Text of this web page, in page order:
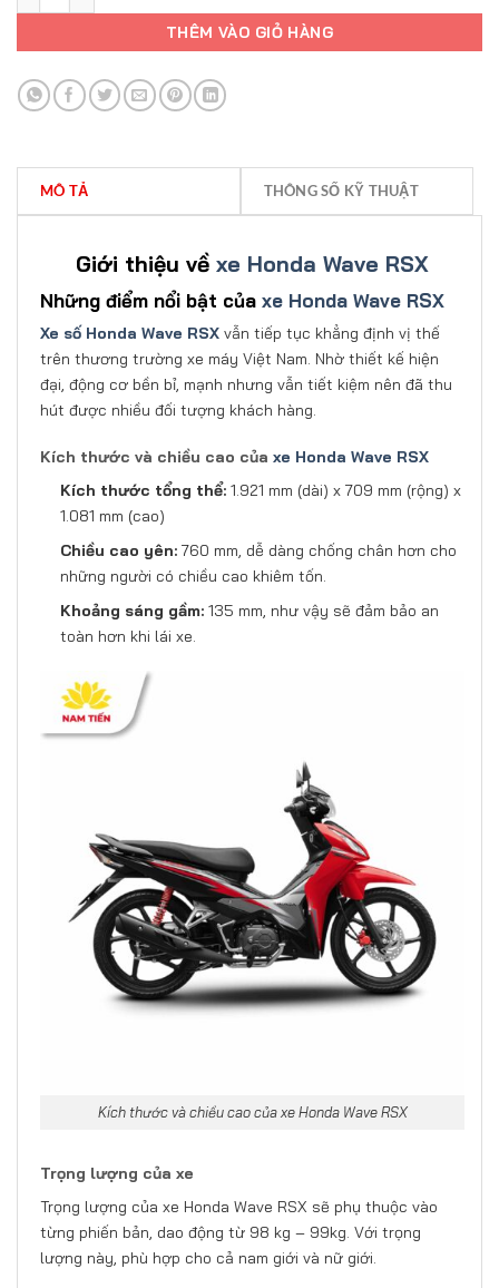
THÊM VÀO GIỎ HÀNG
MÔ TẢ THÔNG SỐ KỸ THUẬT
Giới thiệu về xe Honda Wave RSX
Những điểm nổi bật của xe Honda Wave RSX
Xe số Honda Wave RSX vẫn tiếp tục khẳng định vị thế
trên thương trường xe máy Việt Nam. Nhờ thiết kế hiện
đại, động cơ bền bỉ, mạnh nhưng vẫn tiết kiệm nên đã thu
hút được nhiều đối tượng khách hàng.
Kích thước và chiều cao của xe Honda Wave RSX
Kích thước tổng thể: 1.921 mm (dài) x 709 mm (rộng) x
1.081 mm (cao)
Chiều cao yên: 760 mm, dễ dàng chống chân hơn cho
những người có chiều cao khiêm tốn.
Khoảng sáng gầm: 135 mm, như vậy sẽ đảm bảo an
toàn hơn khi lái xe.
Kích thước và chiều cao của xe Honda Wave RSX
Trọng lượng của xe
Trọng lượng của xe Honda Wave RSX sẽ phụ thuộc vào
từng phiến bản, dao động từ 98 kg – 99kg. Với trọng
lượng này, phù hợp cho cả nam giới và nữ giới.